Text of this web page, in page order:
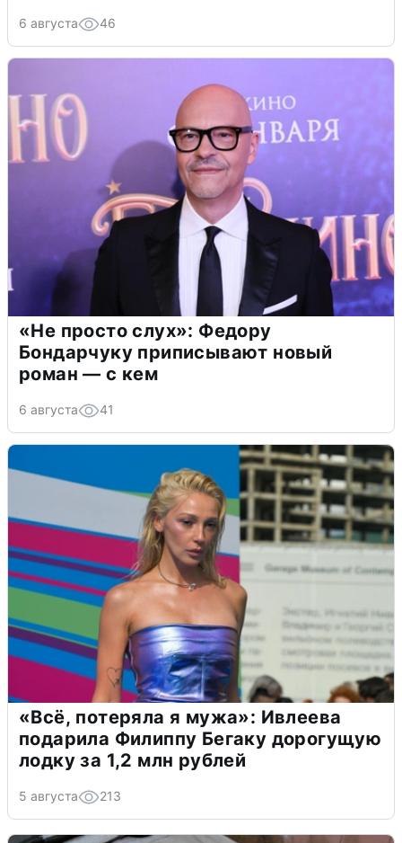
6 августа 46
«Не просто слух»: Федору
Бондарчуку приписывают новый
роман — с кем
6 августа 41
«Всё, потеряла я мужа»: Ивлеева
подарила Филиппу Бегаку дорогущую
лодку за 1,2 млн рублей
5 августа 213